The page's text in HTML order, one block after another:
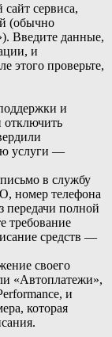
сервиса,
(обычно
Введите данные,
и
этого проверьте,
и
отключить
услуги —
в службу
номер телефона
передачи полной
требование
средств —
своего
«Автоплатежи»,
и
которая